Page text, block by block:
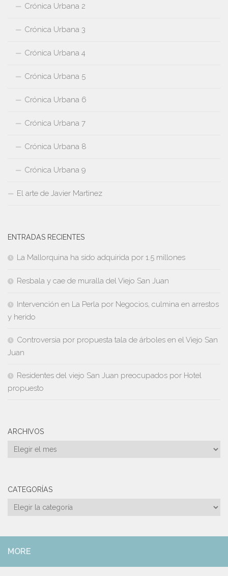
Crónica Urbana 2
Crónica Urbana 3
Crónica Urbana 4
Crónica Urbana 5
Crónica Urbana 6
Crónica Urbana 7
Crónica Urbana 8
Crónica Urbana 9
El arte de Javier Martinez
ENTRADAS RECIENTES
La Mallorquina ha sido adquirida por 1.5 millones
Resbala y cae de muralla del Viejo San Juan
Intervención en La Perla por Negocios, culmina en arrestos
y herido
Controversia por propuesta tala de árboles en el Viejo San
Juan
Residentes del viejo San Juan preocupados por Hotel
propuesto
ARCHIVOS
Archivos
CATEGORÍAS
Categorías
MORE